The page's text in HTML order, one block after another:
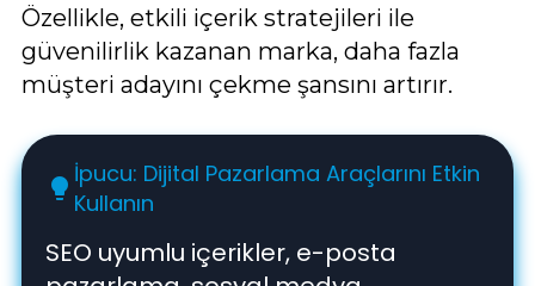
Özellikle, etkili içerik stratejileri ile
güvenilirlik kazanan marka, daha fazla
müşteri adayını çekme şansını artırır.
lightbulb İpucu: Dijital Pazarlama Araçlarını Etkin
Kullanın
SEO uyumlu içerikler, e-posta